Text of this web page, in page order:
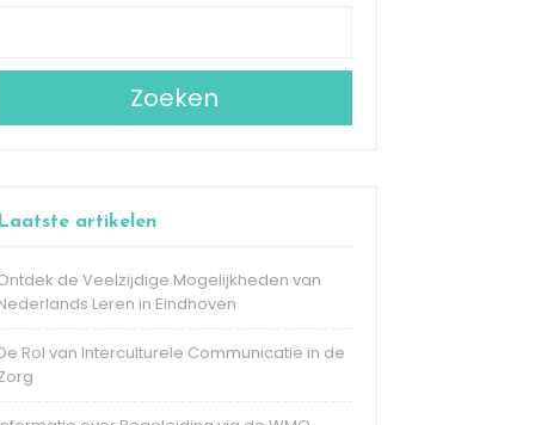
Zoeken
Laatste artikelen
de Veelzijdige Mogelijkheden van
Leren in Eindhoven
Rol van Interculturele Communicatie in de